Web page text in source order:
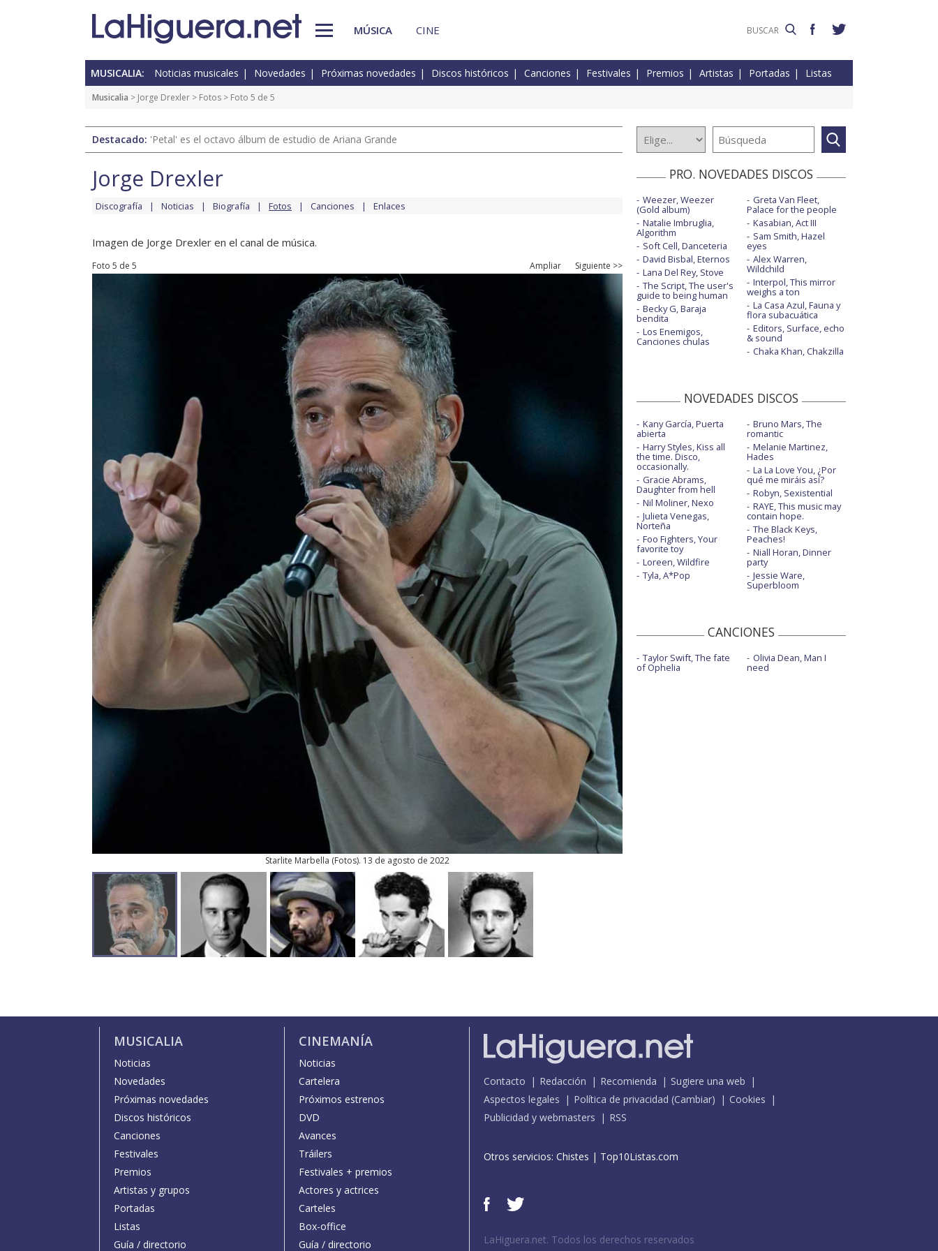
MÚSICA CINE
MUSICALIA: Noticias musicales Novedades Próximas novedades Discos históricos Canciones Festivales Premios Artistas Portadas Listas
Musicalia > Jorge Drexler > Fotos > Foto 5 de 5
Destacado: 'Petal' es el octavo álbum de estudio de Ariana Grande
Jorge Drexler
Discografía Noticias Biografía Fotos Canciones Enlaces
Imagen de Jorge Drexler en el canal de música.
Foto 5 de 5 Ampliar Siguiente >>
Starlite Marbella (Fotos). 13 de agosto de 2022
PRO. NOVEDADES DISCOS
Weezer, Weezer
(Gold album)
Natalie Imbruglia,
Algorithm
Soft Cell, Danceteria
David Bisbal, Eternos
Lana Del Rey, Stove
The Script, The user's
guide to being human
Becky G, Baraja
bendita
Los Enemigos,
Canciones chulas
Greta Van Fleet,
Palace for the people
Kasabian, Act III
Sam Smith, Hazel
eyes
Alex Warren,
Wildchild
Interpol, This mirror
weighs a ton
La Casa Azul, Fauna y
flora subacuática
Editors, Surface, echo
& sound
Chaka Khan, Chakzilla
NOVEDADES DISCOS
Kany García, Puerta
abierta
Harry Styles, Kiss all
the time. Disco,
occasionally.
Gracie Abrams,
Daughter from hell
Nil Moliner, Nexo
Julieta Venegas,
Norteña
Foo Fighters, Your
favorite toy
Loreen, Wildfire
Tyla, A*Pop
Bruno Mars, The
romantic
Melanie Martinez,
Hades
La La Love You, ¿Por
qué me miráis así?
Robyn, Sexistential
RAYE, This music may
contain hope.
The Black Keys,
Peaches!
Niall Horan, Dinner
party
Jessie Ware,
Superbloom
CANCIONES
Taylor Swift, The fate
of Ophelia
Olivia Dean, Man I
need
MUSICALIA
Noticias
Novedades
Próximas novedades
Discos históricos
Canciones
Festivales
Premios
Artistas y grupos
Portadas
Listas
Guía / directorio
CINEMANÍA
Noticias
Cartelera
Próximos estrenos
DVD
Avances
Tráilers
Festivales + premios
Actores y actrices
Carteles
Box-office
Guía / directorio
Contacto Redacción Recomienda
Sugiere una web
Aspectos legales
Política de privacidad (Cambiar)
Cookies
Publicidad y webmasters
RSS
Otros servicios: Chistes | Top10Listas.com
LaHiguera.net. Todos los derechos reservados